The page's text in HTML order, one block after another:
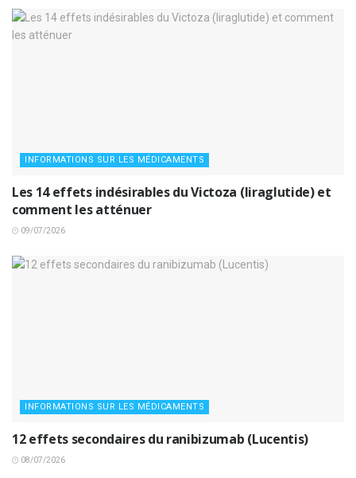
INFORMATIONS SUR LES MÉDICAMENTS
Les 14 effets indésirables du Victoza (liraglutide) et
comment les atténuer
09/07/2026
INFORMATIONS SUR LES MÉDICAMENTS
12 effets secondaires du ranibizumab (Lucentis)
08/07/2026